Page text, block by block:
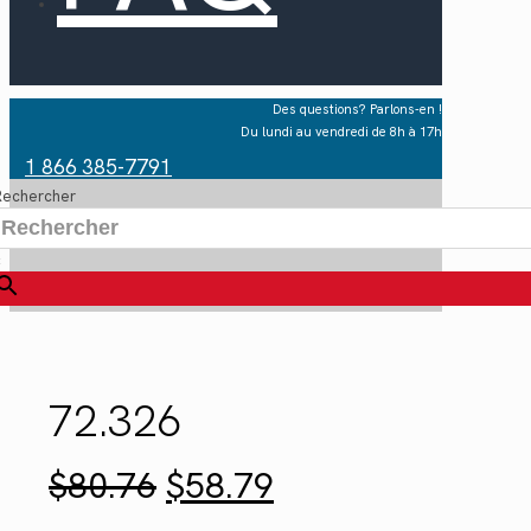
Des questions? Parlons-en !
Du lundi au vendredi de 8h à 17h
1 866 385-7791
72.326
$80.76 Le
prix
$58.79prix